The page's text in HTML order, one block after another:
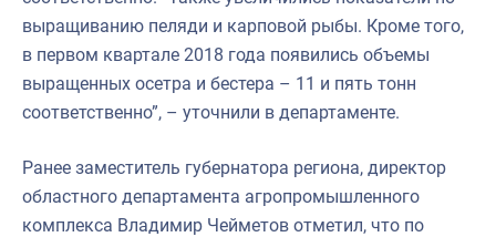
выращиванию пеляди и карповой рыбы. Кроме того,
в первом квартале 2018 года появились объемы
выращенных осетра и бестера – 11 и пять тонн
соответственно”, – уточнили в департаменте.
Ранее заместитель губернатора региона, директор
областного департамента агропромышленного
комплекса Владимир Чейметов отметил, что по